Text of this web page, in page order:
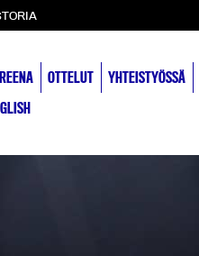
OTTELUT YHTEISTYÖSSÄ